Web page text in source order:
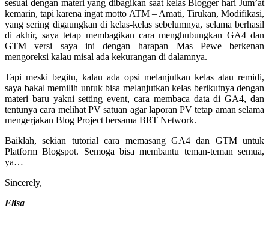
sesuai dengan materi yang dibagikan saat kelas Blogger hari Jum’at
kemarin, tapi karena ingat motto ATM – Amati, Tirukan, Modifikasi,
yang sering digaungkan di kelas-kelas sebelumnya, selama berhasil
di akhir, saya tetap membagikan cara menghubungkan GA4 dan
GTM versi saya ini dengan harapan Mas Pewe berkenan
mengoreksi kalau misal ada kekurangan di dalamnya.
Tapi meski begitu, kalau ada opsi melanjutkan kelas atau remidi,
saya bakal memilih untuk bisa melanjutkan kelas berikutnya dengan
materi baru yakni setting event, cara membaca data di GA4, dan
tentunya cara melihat PV satuan agar laporan PV tetap aman selama
mengerjakan Blog Project bersama BRT Network.
Baiklah, sekian tutorial cara memasang GA4 dan GTM untuk
Platform Blogspot. Semoga bisa membantu teman-teman semua,
ya…
Sincerely,
Elisa